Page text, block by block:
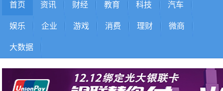
首页 资讯 财经 教育 科技 汽车
娱乐 企业 游戏 消费 理财 微商
大数据